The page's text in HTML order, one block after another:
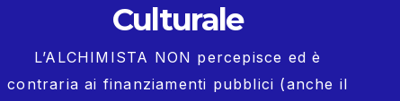
Culturale
L’ALCHIMISTA NON percepisce ed è
contraria ai finanziamenti pubblici (anche il